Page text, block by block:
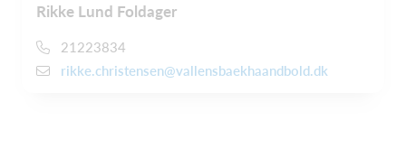
Rikke Lund Foldager
21223834
rikke.christensen@vallensbaekhaandbold.dk